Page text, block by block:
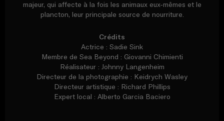
majeur, qui affecte à la fois les animaux eux-mêmes et le
plancton, leur principale source de nourriture.
Crédits
Actrice : Sadie Sink
Membre de Sea Beyond : Giovanni Chimienti
Réalisateur : Johnny Langenheim
Directeur de la photographie : Keidrych Wasley
Directeur artistique : Richard Phillips
Expert local : Alberto Garcia Baciero